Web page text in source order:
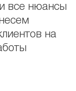
все нюансы
на